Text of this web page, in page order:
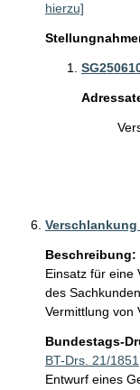
hierzu]
Beschreibung:
Einsatz für eine
des
Vermittlung von
Bundestags-
BT-Drs. 21/1851
Entwurf eines